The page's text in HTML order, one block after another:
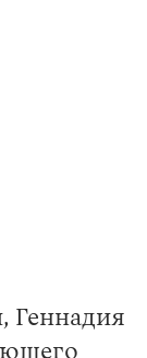
Геннадия